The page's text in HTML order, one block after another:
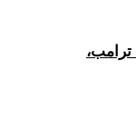
ترامب،